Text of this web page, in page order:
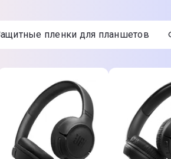
Да
182,4 х 134,7 х 10,5 мм
Защитные пленки для планшетов